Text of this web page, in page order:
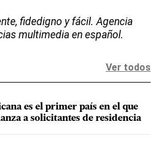
fidedigno y fácil. Agencia
multimedia en español.
Ver todos
es el primer país en el que
a solicitantes de residencia